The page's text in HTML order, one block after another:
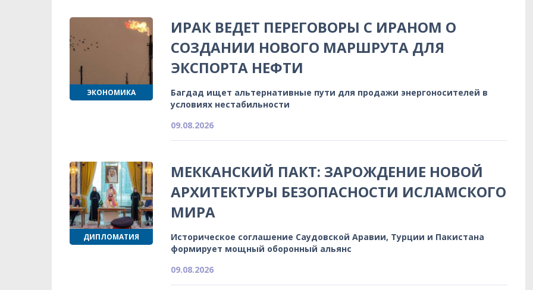
ЭКОНОМИКА
ИРАК ВЕДЕТ ПЕРЕГОВОРЫ С ИРАНОМ О
СОЗДАНИИ НОВОГО МАРШРУТА ДЛЯ
ЭКСПОРТА НЕФТИ
Багдад ищет альтернативные пути для продажи энергоносителей в
условиях нестабильности
09.08.2026
ДИПЛОМАТИЯ
МЕККАНСКИЙ ПАКТ: ЗАРОЖДЕНИЕ НОВОЙ
АРХИТЕКТУРЫ БЕЗОПАСНОСТИ ИСЛАМСКОГО
МИРА
Историческое соглашение Саудовской Аравии, Турции и Пакистана
формирует мощный оборонный альянс
09.08.2026